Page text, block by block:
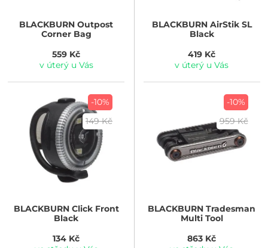
BLACKBURN Outpost
Corner Bag
559 Kč
v úterý u Vás
BLACKBURNAirStik SL
Black
419 Kč
v úterý u Vás
-10%
149 Kč
BLACKBURNClick Front
Black
134 Kč
-10%
959 Kč
BLACKBURN Tradesman
Multi Tool
863 Kč